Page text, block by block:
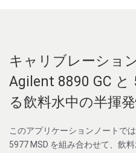
キャリブレーショ
Agilent 8890 GC と
る飲料水中の半揮
このアプリケーションノートで
5977 MSD を組み合わせて、飲